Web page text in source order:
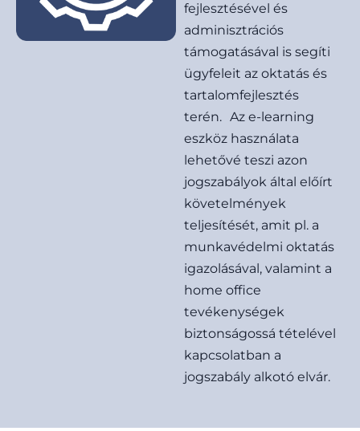
fejlesztésével és
adminisztrációs
támogatásával is segíti
ügyfeleit az oktatás és
tartalomfejlesztés
terén. Az e-learning
eszköz használata
lehetővé teszi azon
jogszabályok által előírt
követelmények
teljesítését, amit pl. a
munkavédelmi oktatás
igazolásával, valamint a
home office
tevékenységek
biztonságossá tételével
kapcsolatban a
jogszabály alkotó elvár.